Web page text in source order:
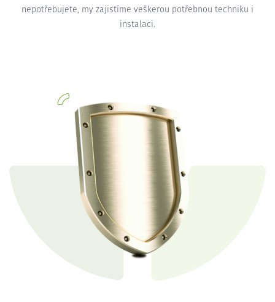
nepotřebujete, my zajistíme veškerou potřebnou techniku i
instalaci.